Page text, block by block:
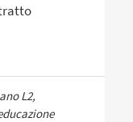
L2,